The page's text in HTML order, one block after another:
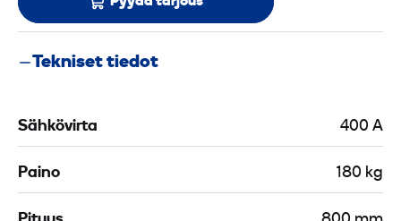
Tekniset tiedot
Sähkövirta 400 A
Paino 180 kg